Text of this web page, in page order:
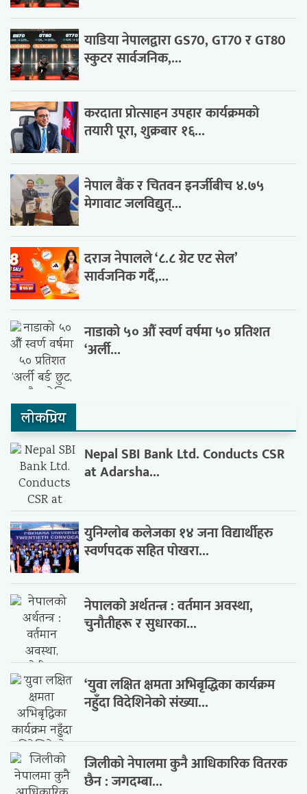
याडिया नेपालद्वारा GS70, GT70 र GT80
स्कुटर सार्वजनिक,...
करदाता प्रोत्साहन उपहार कार्यक्रमको
तयारी पूरा, शुक्रबार १६...
नेपाल बैंक र चितवन इनर्जीबीच ४.७५
मेगावाट जलविद्युत्...
दराज नेपालले ‘८.८ ग्रेट एट सेल’
सार्वजनिक गर्दै,...
नाडाको ५० औँ स्वर्ण वर्षमा ५० प्रतिशत
‘अर्ली...
लाेकप्रिय
Nepal SBI Bank Ltd. Conducts CSR
at Adarsha...
युनिग्लोब कलेजका १४ जना विद्यार्थीहरु
स्वर्णपदक सहित पोखरा...
नेपालको अर्थतन्त्र : वर्तमान अवस्था,
चुनौतीहरू र सुधारका...
‘युवा लक्षित क्षमता अभिबृद्धिका कार्यक्रम
नहुँदा विदेशिनेको संख्या...
जिलीको नेपालमा कुनै आधिकारिक वितरक
छैन : जगदम्बा...